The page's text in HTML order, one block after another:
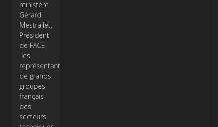
ministère
Gérard
Mestrallet,
Président
de FACE,
les
représentants
de grands
groupes
français
des
secteurs